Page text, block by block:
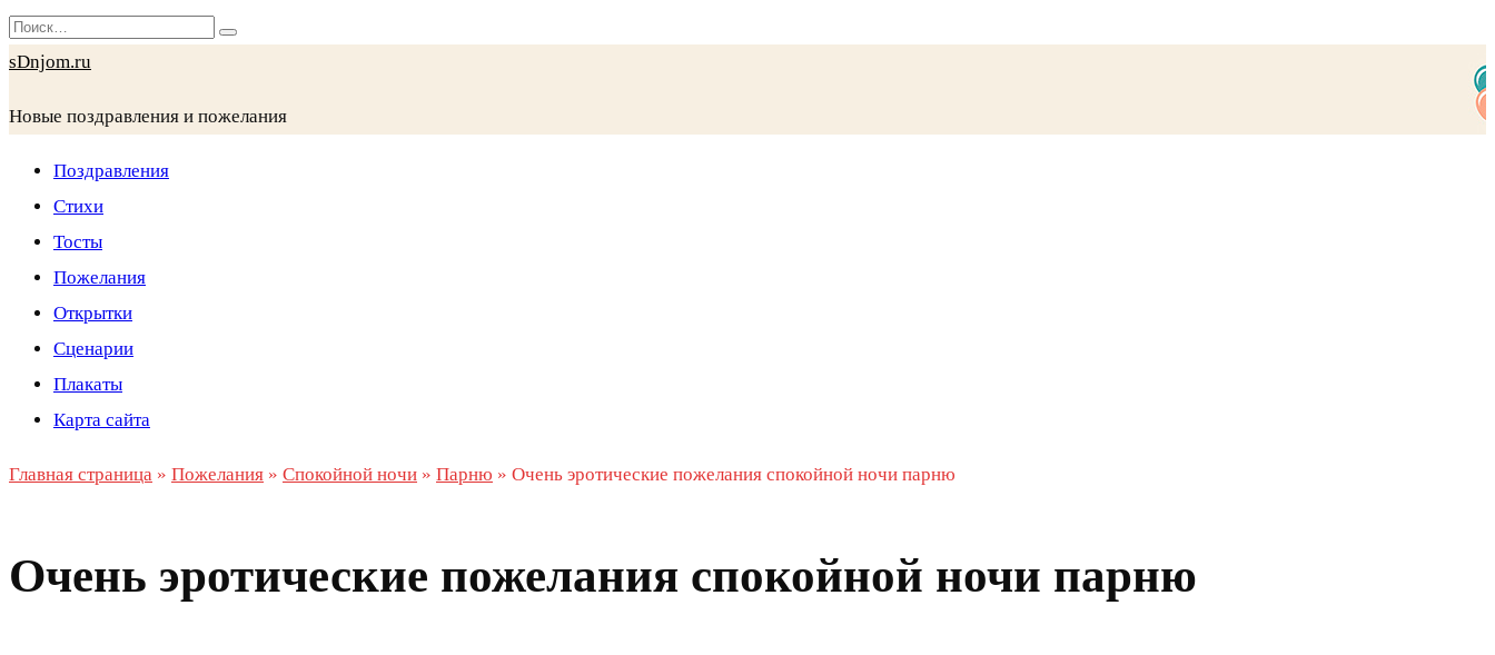
Перейти
к
Search
for:
sDnjom.ru
Новые поздравления и пожелания
Поздравления
Стихи
Тосты
Пожелания
Открытки
Сценарии
Плакаты
Карта сайта
Главная страница » Пожелания » Спокойной ночи » Парню » Очень эротические пожелания спокойной ночи парню
Очень эротические пожелания спокойной ночи парню